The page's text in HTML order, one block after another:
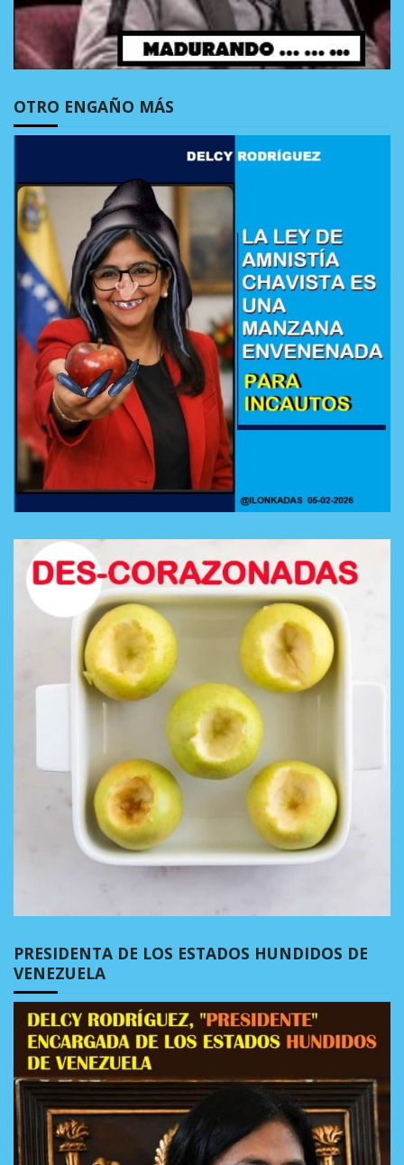
OTRO ENGAÑO MÁS
PRESIDENTA DE LOS ESTADOS HUNDIDOS DE
VENEZUELA